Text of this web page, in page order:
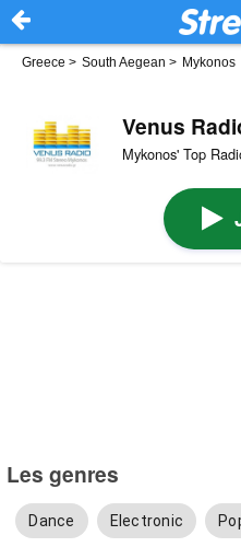
Greece > South Aegean > Mykonos
Venus
Mykonos' Top
Les genres
Dance Electronic